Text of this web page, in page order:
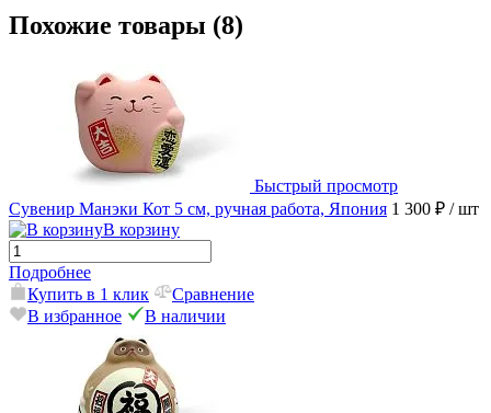
Похожие товары (8)
Быстрый просмотр
Сувенир Манэки Кот 5 см, ручная работа, Япония 1 300 ₽ / шт
В корзину
Подробнее
Купить в 1 клик
Сравнение
В избранное
В наличии